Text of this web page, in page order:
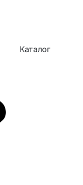
Каталог